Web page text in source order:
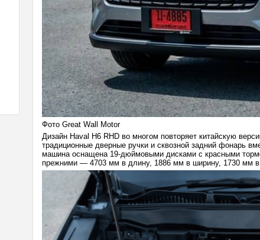
Фото Great Wall Motor
Дизайн Haval H6 RHD во многом повторяет китайскую
традиционные дверные ручки и сквозной задний фонарь
машина оснащена 19-дюймовыми дисками с красными
прежними — 4703 мм в длину, 1886 мм в ширину, 1730 мм в